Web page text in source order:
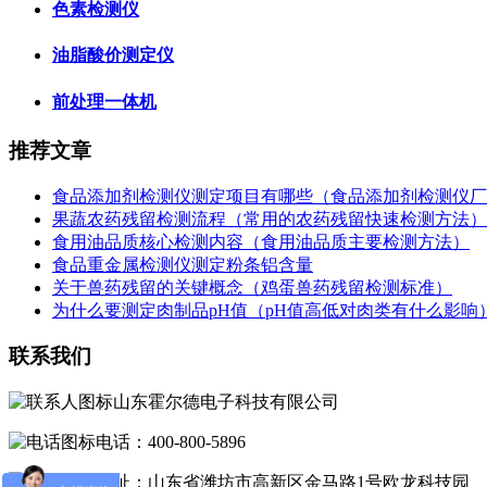
色素检测仪
油脂酸价测定仪
前处理一体机
推荐文章
食品添加剂检测仪测定项目有哪些（食品添加剂检测仪
果蔬农药残留检测流程（常用的农药残留快速检测方法）
食用油品质核心检测内容（食用油品质主要检测方法）
食品重金属检测仪测定粉条铝含量
关于兽药残留的关键概念（鸡蛋兽药残留检测标准）
为什么要测定肉制品pH值（pH值高低对肉类有什么影响
联系我们
山东霍尔德电子科技有限公司
电话：400-800-5896
地址：山东省潍坊市高新区金马路1号欧龙科技园